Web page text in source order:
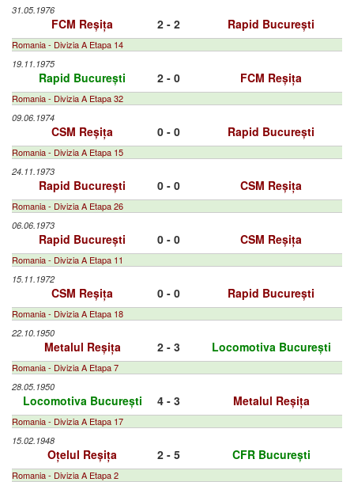
31.05.1976
FCM Reșița 2 - 2 Rapid București
Romania - Divizia A Etapa 14
19.11.1975
Rapid București 2 - 0 FCM Reșița
Romania - Divizia A Etapa 32
09.06.1974
CSM Reșița 0 - 0 Rapid București
Romania - Divizia A Etapa 15
24.11.1973
Rapid București 0 - 0 CSM Reșița
Romania - Divizia A Etapa 26
06.06.1973
Rapid București 0 - 0 CSM Reșița
Romania - Divizia A Etapa 11
15.11.1972
CSM Reșița 0 - 0 Rapid București
Romania - Divizia A Etapa 18
22.10.1950
Metalul Reșița 2 - 3 Locomotiva București
Romania - Divizia A Etapa 7
28.05.1950
Locomotiva București 4 - 3 Metalul Reșița
Romania - Divizia A Etapa 17
15.02.1948
Oțelul Reșița 2 - 5 CFR București
Romania - Divizia A Etapa 2